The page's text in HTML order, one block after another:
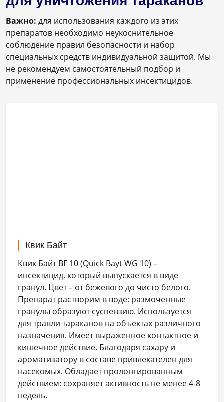
Важно: для использования каждого из этих
препаратов необходимо неукоснительное
соблюдение правил безопасности и набор
специальных средств индивидуальной защитой. Мы
не рекомендуем самостоятельный подбор и
применение профессиональных инсектицидов.
Квик Байт
Квик Байт ВГ 10 (Quick Bayt WG 10) –
инсектицид, который выпускается в виде
гранул. Цвет – от бежевого до чисто белого.
Препарат растворим в воде: размоченные
гранулы образуют суспензию. Используется
для травли тараканов на объектах различного
назначения. Имеет выраженное контактное и
кишечное действие. Благодаря сахару и
ароматизатору в составе привлекателен для
насекомых. Обладает пролонгированным
действием: сохраняет активность не менее 4-8
недель.